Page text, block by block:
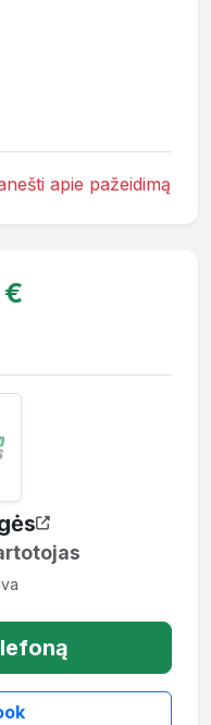
apie pažeidimą